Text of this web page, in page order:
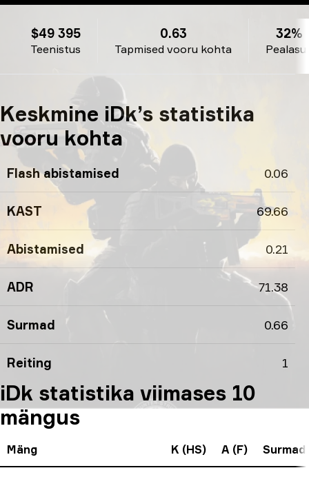
Teenistus
$49 395
Tapmised vooru kohta
0.63 32%
Keskmine iDk’s statistika
vooru kohta
Flash abistamised 0.06
KAST 69.66
Abistamised 0.21
ADR 71.38
Surmad 0.66
Reiting 1
iDk statistika viimases 10
mängus
Mäng K (HS) A (F) Surmad